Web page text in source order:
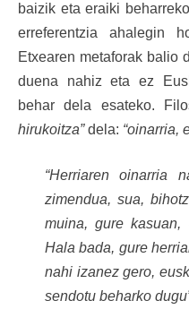
baizik eta eraiki
erreferentzia ahalegin
Etxearen metaforak balio
duena nahiz eta ez
behar dela esateko.
hirukoitza”dela: “oinarria,
“Herriaren oinarria
zimendua, sua,
muina, gure kasuan,
Hala bada, gure
nahi izanez gero,
sendotu beharko